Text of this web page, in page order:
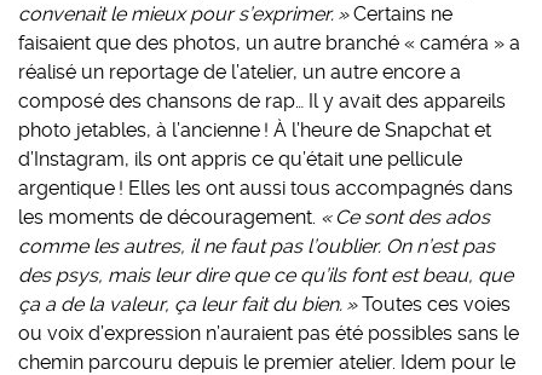
convenait le mieux pour s’exprimer. »Certains ne
faisaient que des photos, un autre branché « caméra » a
réalisé un reportage de l’atelier, un autre encore a
composé des chansons de rap… Il y avait des appareils
photo jetables, à l’ancienne ! À l’heure de Snapchat et
d’Instagram, ils ont appris ce qu’était une pellicule
argentique ! Elles les ont aussi tous accompagnés dans
les moments de découragement. « Ce sont des ados
comme les autres, il ne faut pas l’oublier. On n’est pas
des psys, mais leur dire que ce qu’ils font est beau, que
ça a de la valeur, ça leur fait du bien. »Toutes ces voies
ou voix d’expression n’auraient pas été possibles sans le
chemin parcouru depuis le premier atelier. Idem pour le